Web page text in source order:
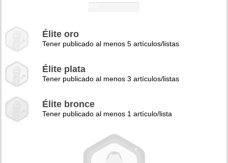
Élite oro
Tener publicado al menos 5 artículos/listas
Élite plata
Tener publicado al menos 3 artículos/listas
Élite bronce
Tener publicado al menos 1 artículo/lista